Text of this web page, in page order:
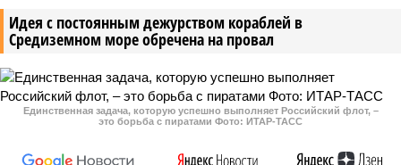
Идея с постоянным дежурством кораблей в
Средиземном море обречена на провал
Единственная задача, которую успешно выполняет Российский флот, –
это борьба с пиратами Фото: ИТАР-ТАСС